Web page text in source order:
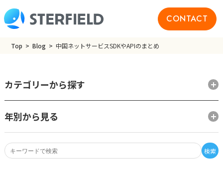
CONTACT
Top Blog 中国ネットサービスSDKやAPIのまとめ
検索
カテゴリーから探す
年別から見る